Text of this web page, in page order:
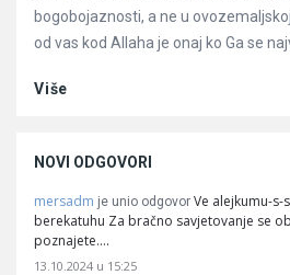
bogobojaznosti, a ne u
od vas kod Allaha je onaj ko Ga se
Više
NOVI ODGOVORI
mersadm je unio odgovor Ve alejkumu-s-
berekatuhu Za bračno savjetovanje se
poznajete.…
13.10.2024 u 15:25